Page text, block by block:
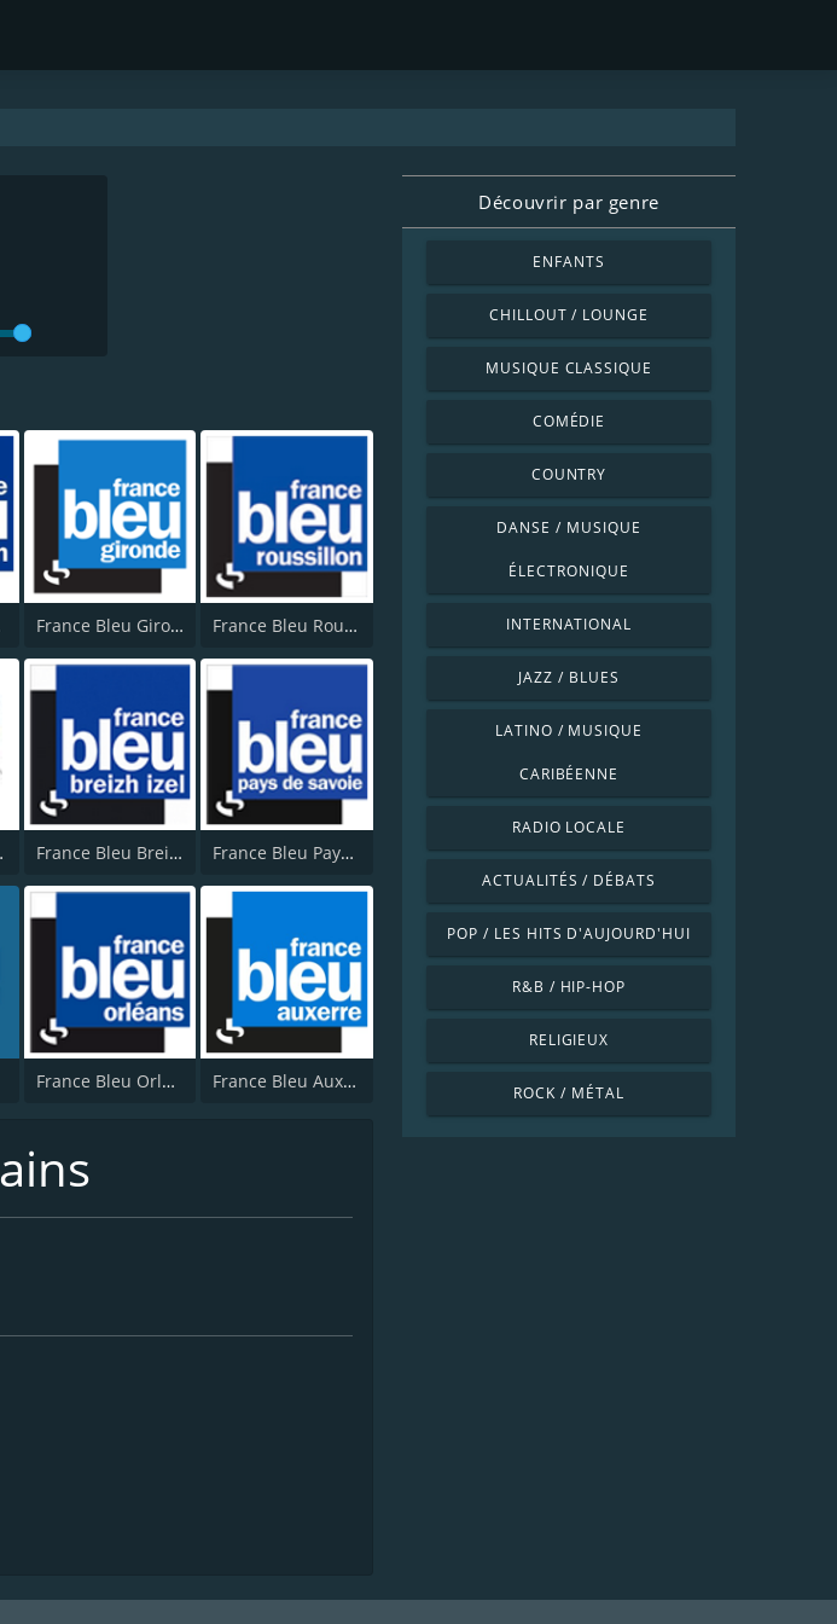
France Bleu Gironde France Bleu Roussillon
95.2 France Bleu Breizh Izel France Bleu Pays De Savoie
France Bleu Orléans France Bleu Auxerre
Découvrir par genre
ENFANTS
CHILLOUT / LOUNGE
MUSIQUE CLASSIQUE
COMÉDIE
COUNTRY
DANSE / MUSIQUE
ÉLECTRONIQUE
INTERNATIONAL
JAZZ / BLUES
LATINO / MUSIQUE
CARIBÉENNE
RADIO LOCALE
ACTUALITÉS / DÉBATS
POP / LES HITS D'AUJOURD'HUI
R&B / HIP-HOP
RELIGIEUX
ROCK / MÉTAL